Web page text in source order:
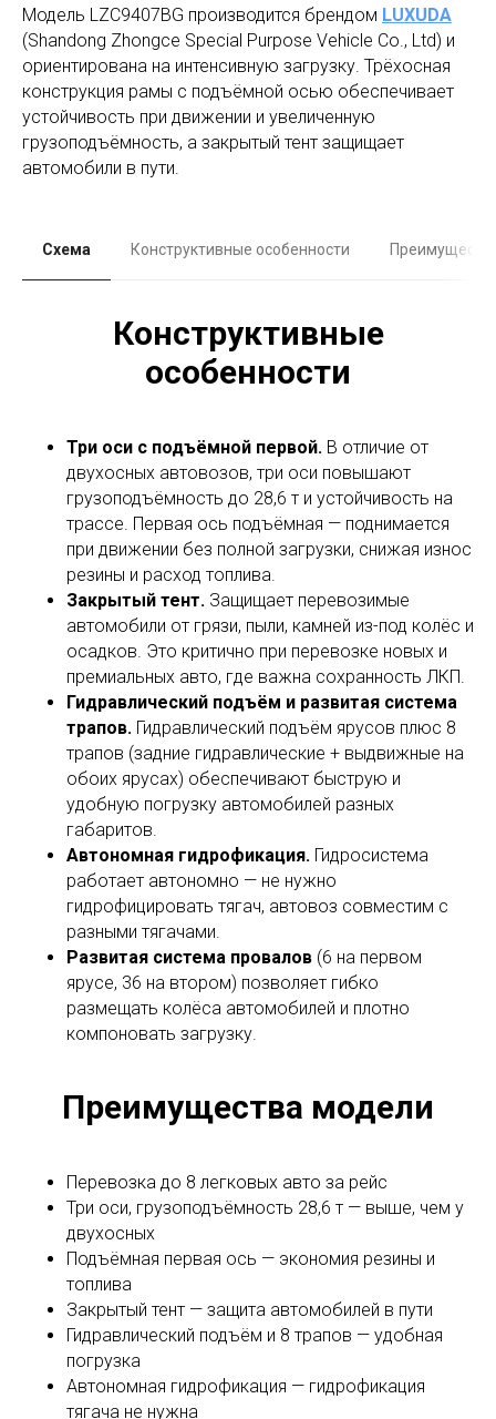
Модель LZC9407BG производится брендом LUXUDA
(Shandong Zhongce Special Purpose Vehicle Co., Ltd) и
ориентирована на интенсивную загрузку. Трёхосная
конструкция рамы с подъёмной осью обеспечивает
устойчивость при движении и увеличенную
грузоподъёмность, а закрытый тент защищает
автомобили в пути.
Схема Конструктивные особенности
Конструктивные
особенности
Три оси с подъёмной первой. В отличие от
двухосных автовозов, три оси повышают
грузоподъёмность до 28,6 т и устойчивость на
трассе. Первая ось подъёмная — поднимается
при движении без полной загрузки, снижая износ
резины и расход топлива.
Закрытый тент. Защищает перевозимые
автомобили от грязи, пыли, камней из-под колёс и
осадков. Это критично при перевозке новых и
премиальных авто, где важна сохранность ЛКП.
Гидравлический подъём и развитая система
трапов. Гидравлический подъём ярусов плюс 8
трапов (задние гидравлические + выдвижные на
обоих ярусах) обеспечивают быструю и
удобную погрузку автомобилей разных
габаритов.
Автономная гидрофикация. Гидросистема
работает автономно — не нужно
гидрофицировать тягач, автовоз совместим с
разными тягачами.
Развитая система провалов (6 на первом
ярусе, 36 на втором) позволяет гибко
размещать колёса автомобилей и плотно
компоновать загрузку.
Преимущества модели
Перевозка до 8 легковых авто за рейс
Три оси, грузоподъёмность 28,6 т — выше, чем у
двухосных
Подъёмная первая ось — экономия резины и
топлива
Закрытый тент — защита автомобилей в пути
Гидравлический подъём и 8 трапов — удобная
погрузка
Автономная гидрофикация — гидрофикация
тягача не нужна